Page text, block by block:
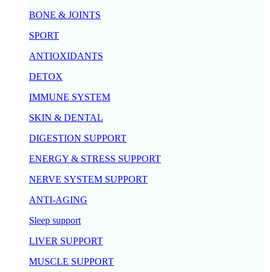
BONE & JOINTS
SPORT
ANTIOXIDANTS
DETOX
IMMUNE SYSTEM
SKIN & DENTAL
DIGESTION SUPPORT
ENERGY & STRESS SUPPORT
NERVE SYSTEM SUPPORT
ANTI-AGING
Sleep support
LIVER SUPPORT
MUSCLE SUPPORT